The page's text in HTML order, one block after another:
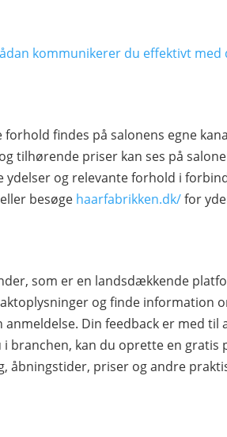
kommunikerer du effektivt
findes på salonens egne
tilhørende priser kan ses på
og relevante forhold i
besøge haarfabrikken.dk/for
som er en landsdækkende
og finde information
anmeldelse. Din feedback er med
branchen, kan du oprette en
åbningstider, priser og andre